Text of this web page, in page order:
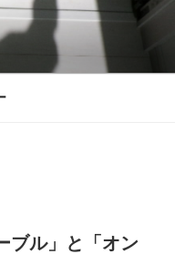
ブル」と「オン